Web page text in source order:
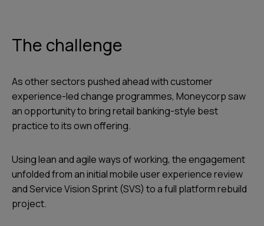
The challenge
As other sectors pushed ahead with customer
experience-led change programmes, Moneycorp saw
an opportunity to bring retail banking-style best
practice to its own offering.
Using lean and agile ways of working, the engagement
unfolded from an initial mobile user experience review
and Service Vision Sprint (SVS) to a full platform rebuild
project.